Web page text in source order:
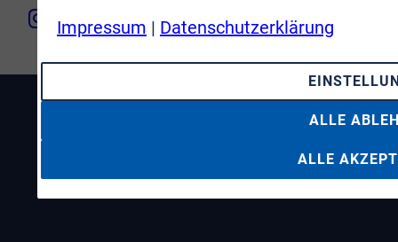
Impressum | Datenschutzerklärung
ALLE
ALLE